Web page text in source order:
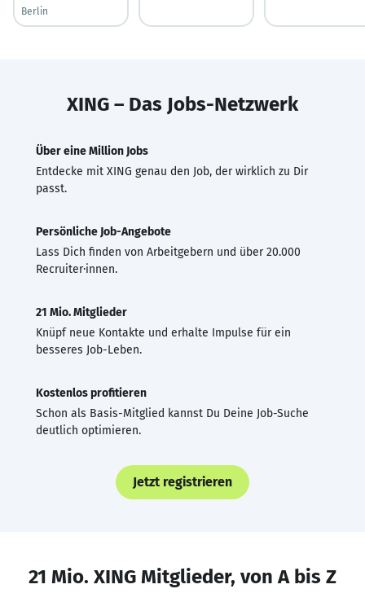
Berlin
XING – Das Jobs-Netzwerk
Über eine Million Jobs
Entdecke mit XING genau den Job, der wirklich zu Dir
passt.
Persönliche Job-Angebote
Lass Dich finden von Arbeitgebern und über 20.000
Recruiter·innen.
21 Mio. Mitglieder
Knüpf neue Kontakte und erhalte Impulse für ein
besseres Job-Leben.
Kostenlos profitieren
Schon als Basis-Mitglied kannst Du Deine Job-Suche
deutlich optimieren.
Jetzt registrieren
21 Mio. XING Mitglieder, von A bis Z